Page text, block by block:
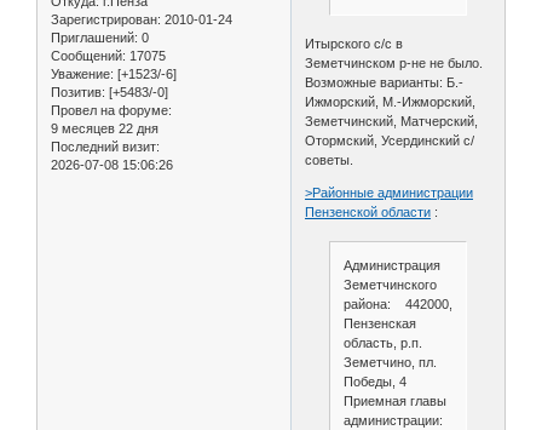
Зарегистрирован: 2010-01-24
Приглашений: 0
Сообщений: 17075
Уважение: [+1523/-6]
Позитив: [+5483/-0]
Провел на форуме:
9 месяцев 22 дня
Последний визит:
2026-07-08 15:06:26
Итырского с/с в
Земетчинском р-не не было.
Возможные варианты: Б.-
Ижморский, М.-Ижморский,
Земетчинский, Матчерский,
Отормский, Усердинский с/
советы.
>Районные администрации
Пензенской области :
Администрация
Земетчинского
района: 442000,
Пензенская
область, р.п.
Земетчино, пл.
Победы, 4
Приемная главы
администрации: